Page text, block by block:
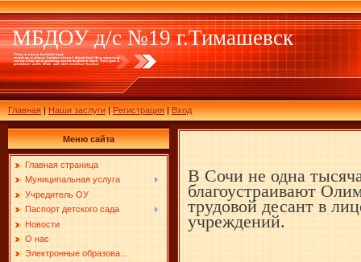
МБДОУ д/с №19 г.Тимашевск
Главная|Наши заслуги|Регистрация|Вход
Меню сайта
Главная страница
Муниципальная услуга
Учредитель ОУ
Паспорт детского сада
Новости
О нас
Электронные образова...
В Сочи не одна
благоустраивают
трудовой десант в
учреждений.